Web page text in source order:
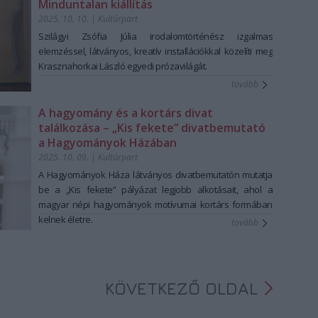
Minduntalan kiállítás
2025. 10. 10. | Kultúrpart
Szilágyi Zsófia Júlia irodalomtörténész izgalmas
elemzéssel, látványos, kreatív installációkkal közelíti meg
Krasznahorkai László egyedi prózavilágát.
tovább
A hagyomány és a kortárs divat
találkozása – „Kis fekete” divatbemutató
a Hagyományok Házában
2025. 10. 09. | Kultúrpart
A Hagyományok Háza látványos divatbemutatón mutatja
be a „Kis fekete” pályázat legjobb alkotásait, ahol a
magyar népi hagyományok motívumai kortárs formában
kelnek életre.
tovább
KÖVETKEZŐ OLDAL